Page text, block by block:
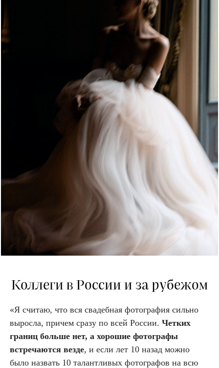
Коллеги в России и за рубежом
«Я считаю, что вся свадебная фотография сильно
выросла, причем сразу по всей России. Четких
границ больше нет, а хорошие фотографы
встречаются везде, и если лет 10 назад можно
было назвать 10 талантливых фотографов на всю